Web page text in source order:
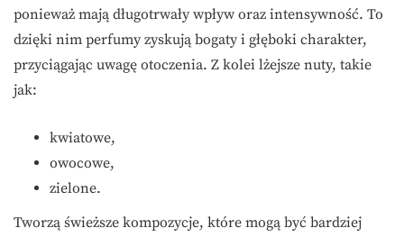
ponieważ mają długotrwały wpływ oraz intensywność. To
dzięki nim perfumy zyskują bogaty i głęboki charakter,
przyciągając uwagę otoczenia. Z kolei lżejsze nuty, takie
jak:
kwiatowe,
owocowe,
zielone.
Tworzą świeższe kompozycje, które mogą być bardziej